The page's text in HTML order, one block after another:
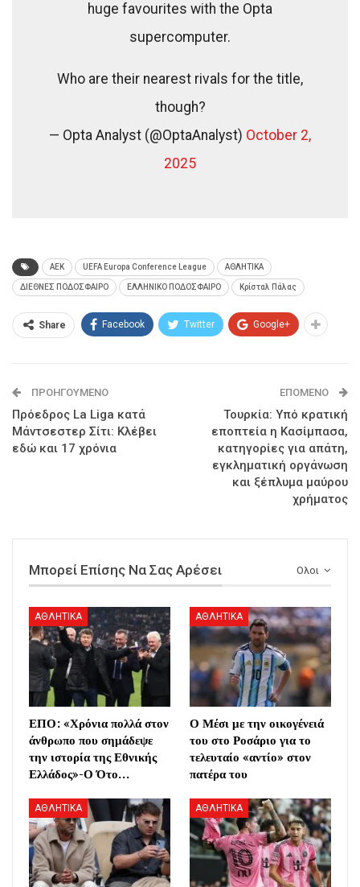
huge favourites with the Opta
supercomputer.
Who are their nearest rivals for the title,
though?
— Opta Analyst (@OptaAnalyst) October 2,
2025
AEK UEFA Europa Conference League ΑΘΛΗΤΙΚΑ
ΔΙΕΘΝΕΣ ΠΟΔΟΣΦΑΙΡΟ ΕΛΛΗΝΙΚΟ ΠΟΔΟΣΦΑΙΡΟ Κρίσταλ Πάλας
Share Facebook Twitter Google+
ΠΡΟΗΓΟΎΜΕΝΟ
Πρόεδρος La Liga κατά
Μάντσεστερ Σίτι: Κλέβει
εδώ και 17 χρόνια
ΕΠΌΜΕΝΟ
Τουρκία: Υπό κρατική
εποπτεία η Κασίμπασα,
κατηγορίες για απάτη,
εγκληματική οργάνωση
και ξέπλυμα μαύρου
χρήματος
Ολοι
Μπορεί Επίσης Να Σας Αρέσει
ΑΘΛΗΤΙΚΑ
ΕΠΟ: «Χρόνια πολλά στον
άνθρωπο που σημάδεψε
την ιστορία της Εθνικής
Ελλάδος»-Ο Ότο…
ΑΘΛΗΤΙΚΑ
Ο Μέσι με την οικογένειά
του στο Ροσάριο για το
τελευταίο «αντίο» στον
πατέρα του
ΑΘΛΗΤΙΚΑ ΑΘΛΗΤΙΚΑ